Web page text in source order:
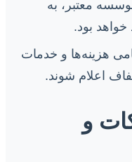
معتبر، به
خواهد بود.
هزینه‌ها و خدمات
اعلام شوند.
و